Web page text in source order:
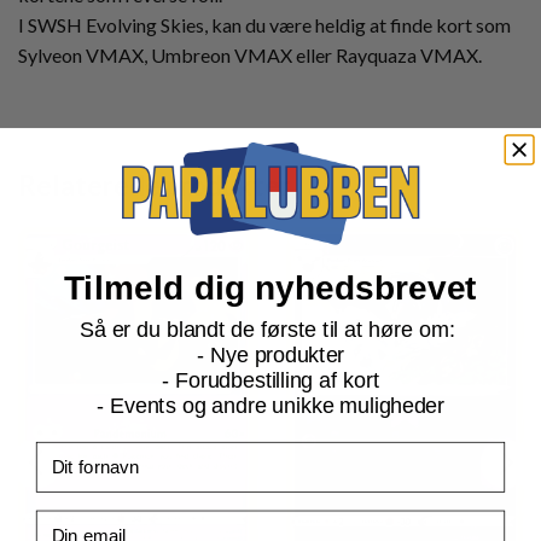
I SWSH Evolving Skies, kan du være heldig at finde kort som
Sylveon VMAX, Umbreon VMAX eller Rayquaza VMAX.
Relaterede produkter
Tilmeld dig nyhedsbrevet
Så er du blandt de første til at høre om:
- Nye produkter
- Forudbestilling af kort
- Events og andre unikke muligheder